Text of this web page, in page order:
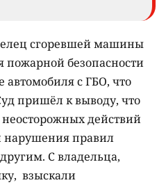
сгоревшей машины
пожарной безопасности
автомобиля с ГБО, что
пришёл к выводу, что
действий
нарушения правил
С владельца,
взыскали